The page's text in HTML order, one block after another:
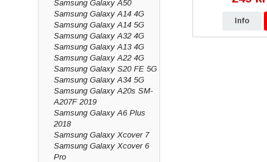
Samsung Galaxy A50
Samsung Galaxy A14 4G
Samsung Galaxy A14 5G
Samsung Galaxy A32 4G
Samsung Galaxy A13 4G
Samsung Galaxy A22 4G
Samsung Galaxy S20 FE 5G
Samsung Galaxy A34 5G
Samsung Galaxy A20s SM-
A207F 2019
Samsung Galaxy A6 Plus
2018
Samsung Galaxy Xcover 7
Samsung Galaxy Xcover 6
Pro
Info Köp Info